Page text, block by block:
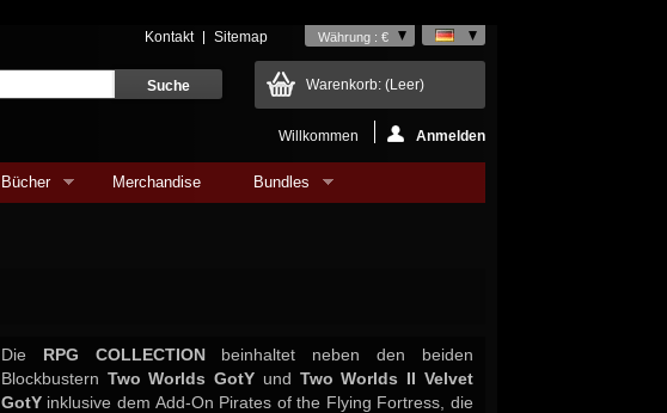
Währung : €
Kontakt Sitemap
Warenkorb: (Leer)
Willkommen Anmelden
Bücher Merchandise Bundles
Die RPG COLLECTIONbeinhaltet neben den beiden
Blockbustern Two Worlds GotY und Two Worlds II Velvet
GotYinklusive dem Add-On Pirates of the Flying Fortress, die